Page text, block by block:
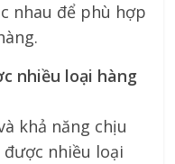
nhau để phù hợp
nhiều loại hàng
khả năng chịu
nhiều loại